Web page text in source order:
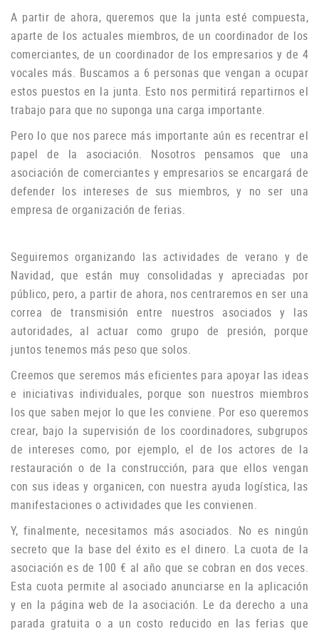
A partir de ahora, queremos que la junta esté compuesta,
aparte de los actuales miembros, de un coordinador de los
comerciantes, de un coordinador de los empresarios y de 4
vocales más. Buscamos a 6 personas que vengan a ocupar
estos puestos en la junta. Esto nos permitirá repartirnos el
trabajo para que no suponga una carga importante.
Pero lo que nos parece más importante aún es recentrar el
papel de la asociación. Nosotros pensamos que una
asociación de comerciantes y empresarios se encargará de
defender los intereses de sus miembros, y no ser una
empresa de organización de ferias.
Seguiremos organizando las actividades de verano y de
Navidad, que están muy consolidadas y apreciadas por
público, pero, a partir de ahora, nos centraremos en ser una
correa de transmisión entre nuestros asociados y las
autoridades, al actuar como grupo de presión, porque
juntos tenemos más peso que solos.
Creemos que seremos más eficientes para apoyar las ideas
e iniciativas individuales, porque son nuestros miembros
los que saben mejor lo que les conviene. Por eso queremos
crear, bajo la supervisión de los coordinadores, subgrupos
de intereses como, por ejemplo, el de los actores de la
restauración o de la construcción, para que ellos vengan
con sus ideas y organicen, con nuestra ayuda logística, las
manifestaciones o actividades que les convienen.
Y, finalmente, necesitamos más asociados. No es ningún
secreto que la base del éxito es el dinero. La cuota de la
asociación es de 100 € al año que se cobran en dos veces.
Esta cuota permite al asociado anunciarse en la aplicación
y en la página web de la asociación. Le da derecho a una
parada gratuita o a un costo reducido en las ferias que